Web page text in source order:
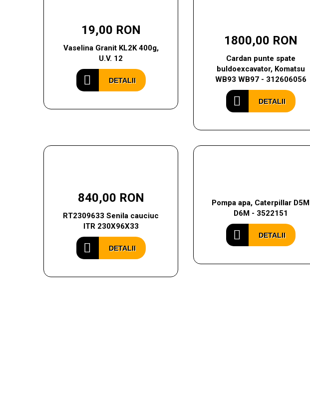
19,00 RON
Vaselina Granit KL2K 400g,
U.V. 12
DETALII
1800,00 RON
Cardan punte spate
buldoexcavator, Komatsu
WB93 WB97 - 312606056
DETALII
840,00 RON
RT2309633 Senila cauciuc
ITR 230X96X33
DETALII
Pompa apa, Caterpillar D5M
D6M - 3522151
DETALII